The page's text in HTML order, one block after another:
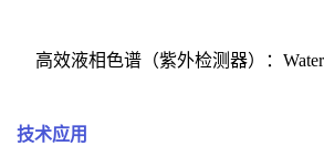
高效液相色谱（紫外检测器）：
技术应用